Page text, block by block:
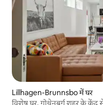
Lillhagen-Brunnsbo में घर
विशेष घर, गोथेनबर्ग शहर के केंद्र